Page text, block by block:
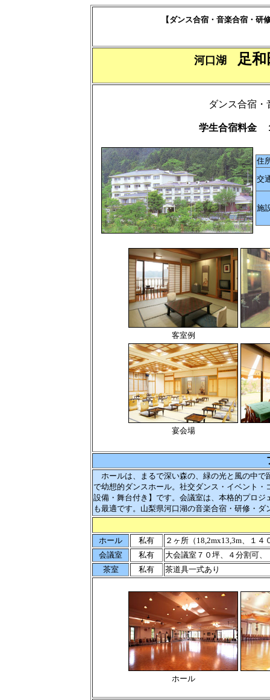
【ダンス合宿・音楽合宿・研
河口湖 足
ダンス合宿
学生合宿料金
住
交
施
客室例
宴会場
ホールは、まるで深い森の、緑の光と風の中で
で幼想的ダンスホール。社交ダンス・イベント
設備・舞台付き】です。会議室は、本格的プロ
も最適です。山梨県河口湖の音楽合宿・研修・
ホール 私有
２ヶ所（18,2mx13,3m、１
会議室
私有
大会議室７０坪、４分割可
茶室
私有 茶道具一式あり
ホール